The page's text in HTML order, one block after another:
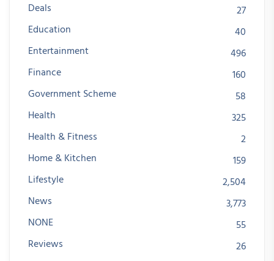
Deals
27
Education
40
Entertainment
496
Finance
160
Government Scheme
58
Health
325
Health & Fitness
2
Home & Kitchen
159
Lifestyle
2,504
News
3,773
NONE
55
Reviews
26